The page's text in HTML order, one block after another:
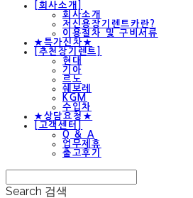
[회사소개]
회사소개
저신용장기렌트카란?
이용절차 및 구비서류
★특가신차★
[추천장기렌트]
현대
기아
르노
쉐보레
KGM
수입차
★상담요청★
[고객센터]
Q & A
업무제휴
출고후기
Search 검색